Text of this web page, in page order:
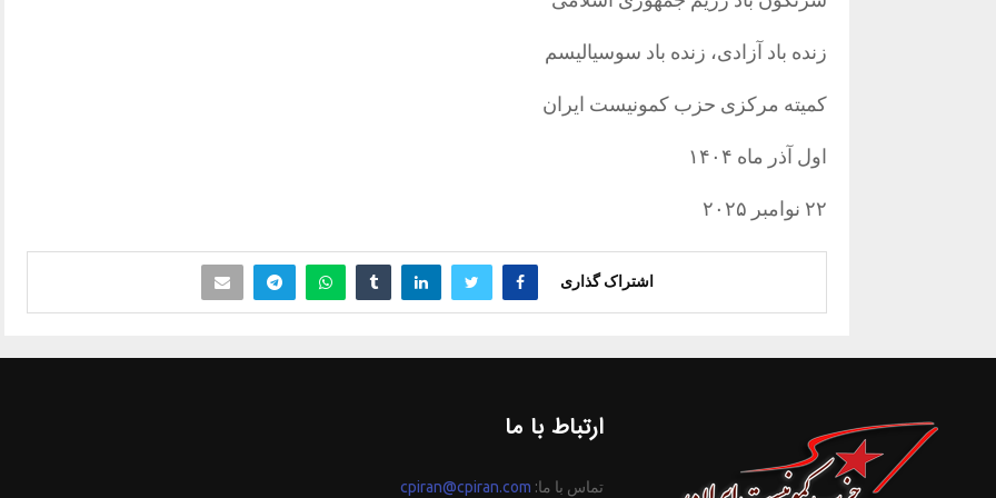
زنده باد آزادی، زنده باد سوسیالیسم
کمیته مرکزی حزب کمونیست ایران
اول آذر ماه ۱۴۰۴
۲۲ نوامبر ۲۰۲۵
اشتراک گذاری
ارتباط با ما
تماس با ما: cpiran@cpiran.com